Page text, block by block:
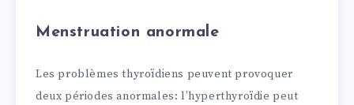
Menstruation anormale
Les problèmes thyroïdiens peuvent provoquer
deux périodes anormales: l’hyperthyroïdie peut